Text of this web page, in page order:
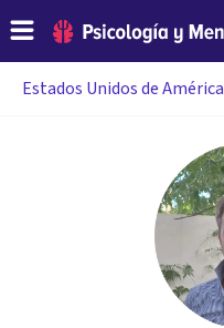
Estados Unidos de América